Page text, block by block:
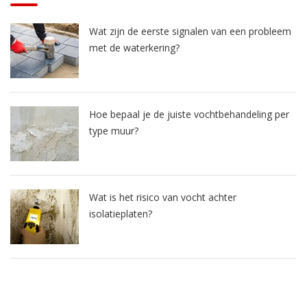
Wat zijn de eerste signalen van een probleem
met de waterkering?
Hoe bepaal je de juiste vochtbehandeling per
type muur?
Wat is het risico van vocht achter
isolatieplaten?